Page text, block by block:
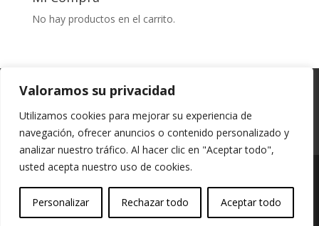
Valoramos su privacidad
Utilizamos cookies para mejorar su experiencia de
navegación, ofrecer anuncios o contenido personalizado y
analizar nuestro tráfico. Al hacer clic en "Aceptar todo",
usted acepta nuestro uso de cookies.
Personalizar Rechazar todo Aceptar todo
No hay productos en el carrito.
Garantia y Autenticidad
Política de Privacidad
Políticas de Cookies
Mi cuenta
Vessali Joyería, derechos de autor protegidos
(Copyright).